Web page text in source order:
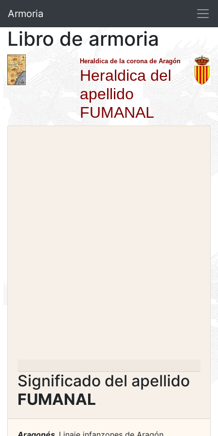
Armoria
Libro de armoria
Heraldica de la corona de Aragón
Heraldica del
apellido
FUMANAL
Significado del apellido
FUMANAL